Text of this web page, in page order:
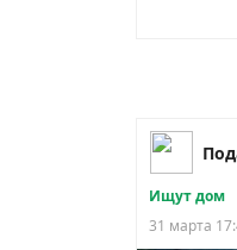
Ищут дом
31 марта